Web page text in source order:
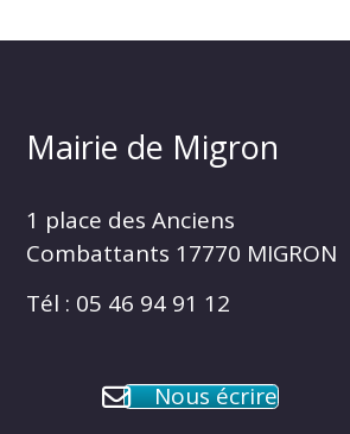
Mairie de Migron
1 place des Anciens
Combattants 17770 MIGRON
Tél : 05 46 94 91 12
Nous écrire